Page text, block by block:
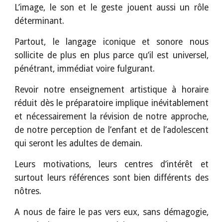
L’image, le son et le geste jouent aussi un rôle
déterminant.
Partout, le langage iconique et sonore nous
sollicite de plus en plus parce qu’il est universel,
pénétrant, immédiat voire fulgurant.
Revoir notre enseignement artistique à horaire
réduit dès le préparatoire implique inévitablement
et nécessairement la révision de notre approche,
de notre perception de l’enfant et de l’adolescent
qui seront les adultes de demain.
Leurs motivations, leurs centres d’intérêt et
surtout leurs références sont bien différents des
nôtres.
A nous de faire le pas vers eux, sans démagogie,